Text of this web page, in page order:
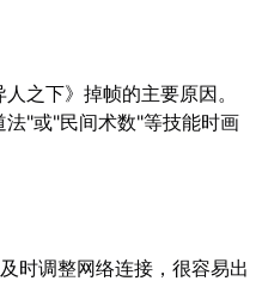
之下》掉帧的主要原因。
"或"民间术数"等技能时画
时调整网络连接，很容易出